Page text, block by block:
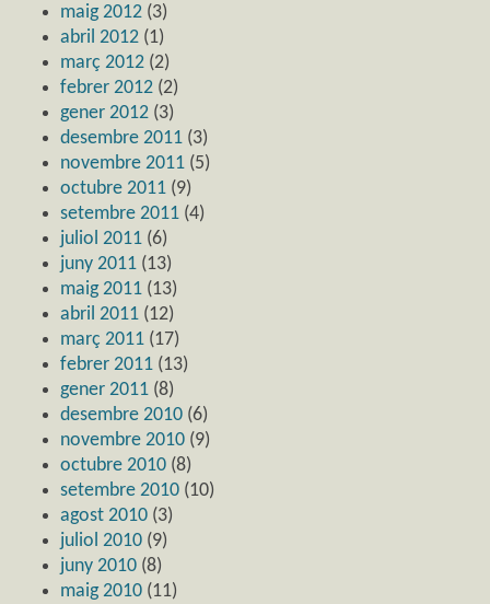
maig 2012 (3)
abril 2012 (1)
març 2012 (2)
febrer 2012 (2)
gener 2012 (3)
desembre 2011 (3)
novembre 2011 (5)
octubre 2011 (9)
setembre 2011 (4)
juliol 2011 (6)
juny 2011 (13)
maig 2011 (13)
abril 2011 (12)
març 2011 (17)
febrer 2011 (13)
gener 2011 (8)
desembre 2010 (6)
novembre 2010 (9)
octubre 2010 (8)
setembre 2010 (10)
agost 2010 (3)
juliol 2010 (9)
juny 2010 (8)
maig 2010 (11)